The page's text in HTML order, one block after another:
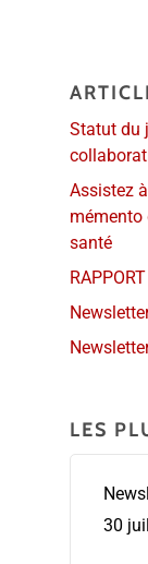
Statut du
Assistez
mémento
santé
LES
30